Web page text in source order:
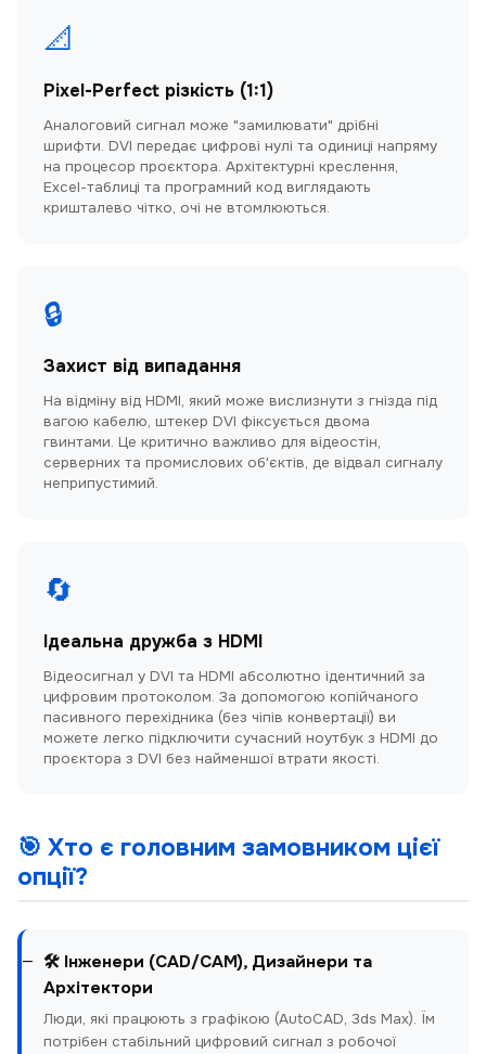
📐
Pixel-Perfect різкість (1:1)
Аналоговий сигнал може "замилювати" дрібні
шрифти. DVI передає цифрові нулі та одиниці напряму
на процесор проєктора. Архітектурні креслення,
Excel-таблиці та програмний код виглядають
кришталево чітко, очі не втомлюються.
🔒
Захист від випадання
На відміну від HDMI, який може вислизнути з гнізда під
вагою кабелю, штекер DVI фіксується двома
гвинтами. Це критично важливо для відеостін,
серверних та промислових об'єктів, де відвал сигналу
неприпустимий.
🔄
Ідеальна дружба з HDMI
Відеосигнал у DVI та HDMI абсолютно ідентичний за
цифровим протоколом. За допомогою копійчаного
пасивного перехідника (без чіпів конвертації) ви
можете легко підключити сучасний ноутбук з HDMI до
проєктора з DVI без найменшої втрати якості.
🎯 Хто є головним замовником цієї
опції?
🛠️ Інженери (CAD/CAM), Дизайнери та
Архітектори
Люди, які працюють з графікою (AutoCAD, 3ds Max). Їм
потрібен стабільний цифровий сигнал з робочої